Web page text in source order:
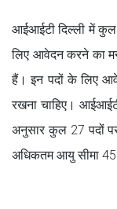
आईआईटी दिल्ली में कुल
लिए आवेदन करने का
हैं। इन पदों के लिए
रखना चाहिए।
अनुसार कुल 27 पदों पर
अधिकतम आयु सीमा 45